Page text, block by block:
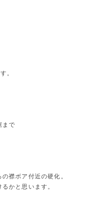
。
まで
襟ボア付近の硬化。
かと思います。